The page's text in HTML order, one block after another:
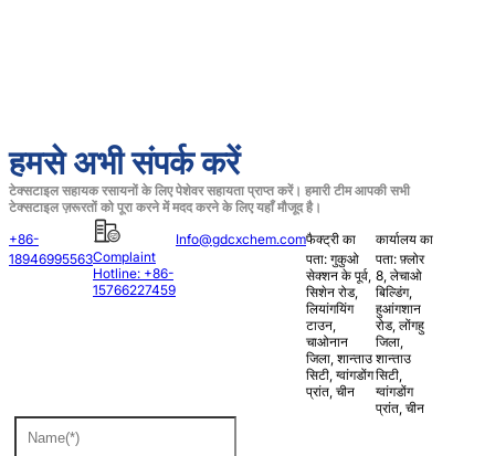
हमसे अभी संपर्क करें
टेक्सटाइल सहायक रसायनों के लिए पेशेवर सहायता प्राप्त करें। हमारी टीम आपकी सभी
टेक्सटाइल ज़रूरतों को पूरा करने में मदद करने के लिए यहाँ मौजूद है।
+86-
18946995563Complaint
Hotline: +86-
15766227459
Info@gdcxchem.comफैक्ट्री का
पता: गुकुओ
सेक्शन के पूर्व,
सिशेन रोड,
लियांगयिंग
टाउन,
चाओनान
जिला, शान्ताउ
सिटी, ग्वांगडोंग
प्रांत, चीन
कार्यालय का
पता: फ़्लोर
8, लेचाओ
बिल्डिंग,
हुआंगशान
रोड, लोंगहु
जिला,
शान्ताउ
सिटी,
ग्वांगडोंग
प्रांत, चीन